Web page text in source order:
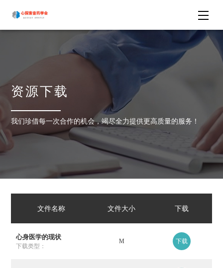
资源下载
我们珍借每一次合作的机会，竭尽全力提供更高质量的服务！
文件名称 文件大小 下载
心身医学的现状
下载类型：
M 下载